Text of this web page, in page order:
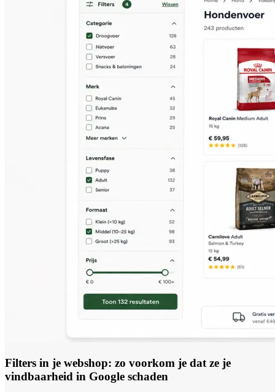
Filters in je webshop: zo voorkom je dat ze je
vindbaarheid in Google schaden